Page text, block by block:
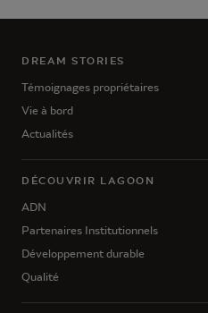
DREAM STORIES
Témoignages propriétaires
Vie à bord
Actualités
DÉCOUVRIR LAGOON
ADN
Partenaires Institutionnels
Développement durable
Qualité